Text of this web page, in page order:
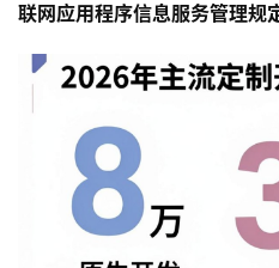
联网应用程序信息服务管理规